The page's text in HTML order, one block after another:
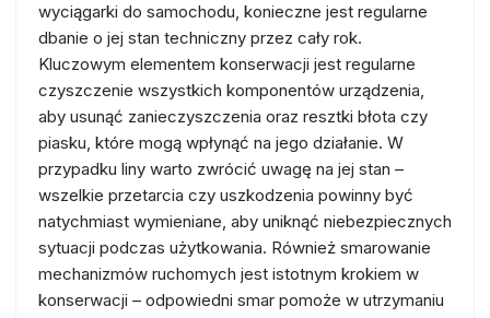
wyciągarki do samochodu, konieczne jest regularne
dbanie o jej stan techniczny przez cały rok.
Kluczowym elementem konserwacji jest regularne
czyszczenie wszystkich komponentów urządzenia,
aby usunąć zanieczyszczenia oraz resztki błota czy
piasku, które mogą wpłynąć na jego działanie. W
przypadku liny warto zwrócić uwagę na jej stan –
wszelkie przetarcia czy uszkodzenia powinny być
natychmiast wymieniane, aby uniknąć niebezpiecznych
sytuacji podczas użytkowania. Również smarowanie
mechanizmów ruchomych jest istotnym krokiem w
konserwacji – odpowiedni smar pomoże w utrzymaniu